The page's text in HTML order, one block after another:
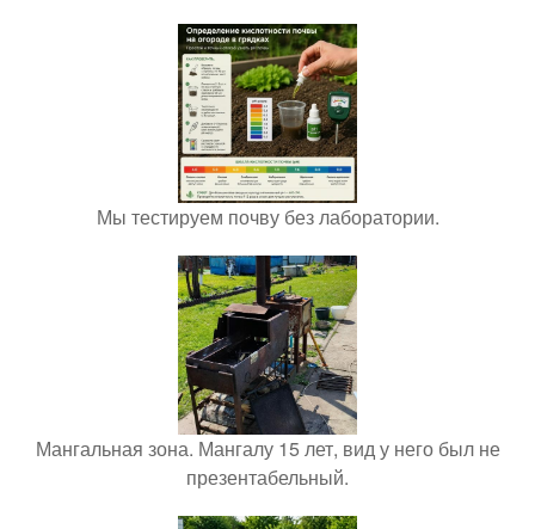
Мы тестируем почву без лаборатории.
Мангальная зона. Мангалу 15 лет, вид у него был не
презентабельный.